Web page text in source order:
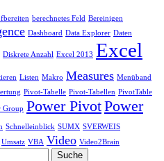
berechnetes Feld Bereinigen
Dashboard Data Explorer Daten
Diskrete Anzahl Excel 2013 Excel
Listen Makro Measures Menüband
Pivot-Tabelle Pivot-Tabellen PivotTable
Group Power PivotPower
Schnelleinblick SUMX SVERWEIS
Umsatz VBA Video Video2Brain